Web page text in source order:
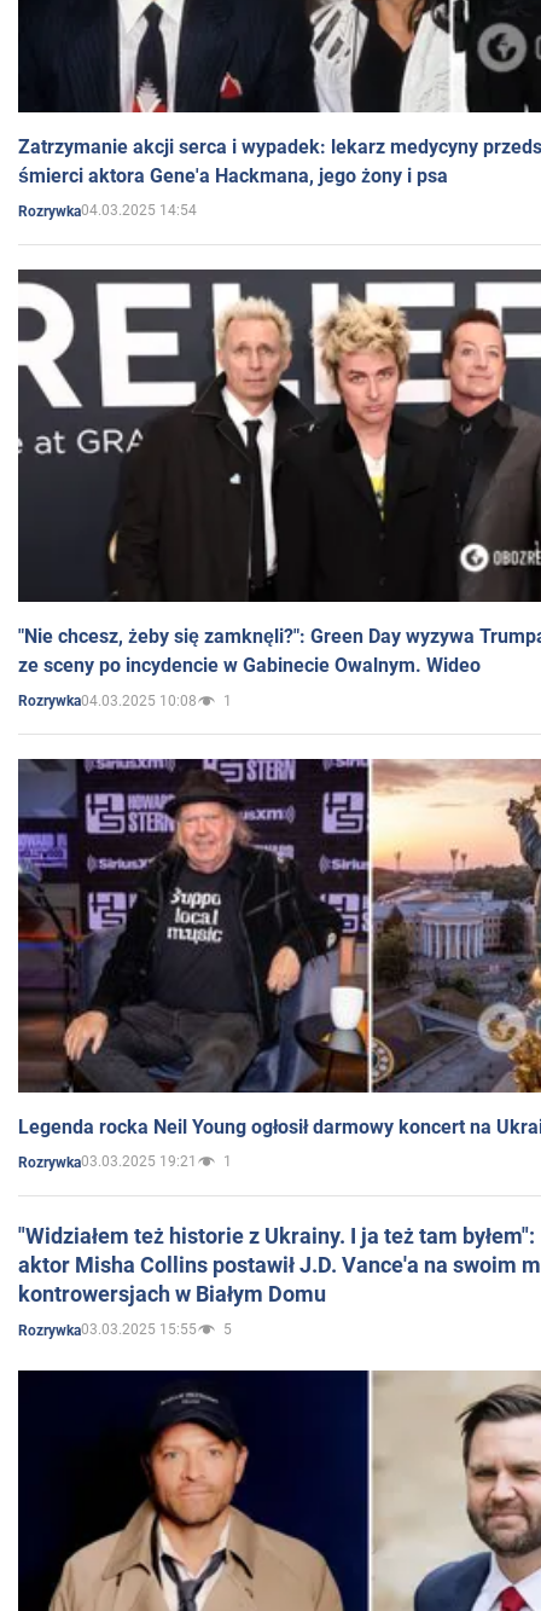
Zatrzymanie akcji serca i wypadek: lekarz medycyny
śmierci aktora Gene'a Hackmana, jego żony i psa
Rozrywka04.03.2025 14:54
"Nie chcesz, żeby się zamknęli?": Green Day wyzywa
ze sceny po incydencie w Gabinecie Owalnym. Wideo
Rozrywka04.03.2025 10:08 1
Legenda rocka Neil Young ogłosił darmowy koncert na
Rozrywka03.03.2025 19:21 1
"Widziałem też historie z Ukrainy. I ja też tam
aktor Misha Collins postawił J.D. Vance'a na swoim
kontrowersjach w Białym Domu
Rozrywka03.03.2025 15:55 5